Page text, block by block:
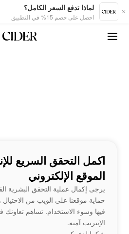
لماذا تدفع السعر الكامل؟
احصل على خصم 15% في التطبيق
اكمل التحقق السريع
الموقع الإلكتروني
يرجى إكمال عملية التحقق البشرية
حماية موقعنا على الويب من
فيها وسوء الاستخدام. تساهم تعاونك
الإنترنت آمنة.